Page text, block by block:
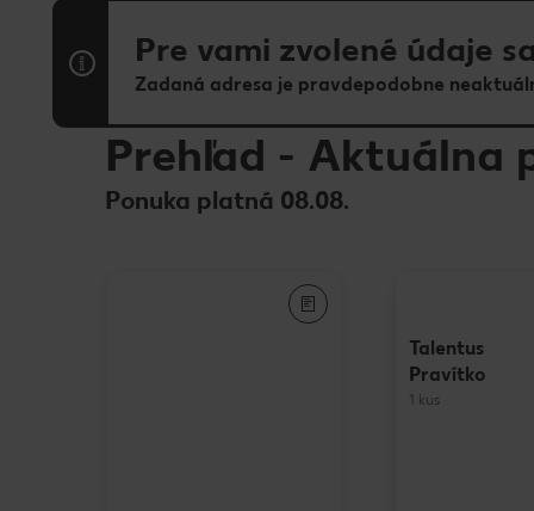
Pre vami zvolené údaje
Zadaná adresa je pravdepodobne
Prehľad - Aktuálna
Ponuka platná 08.08.
Talentus
Pravítko
1 kus